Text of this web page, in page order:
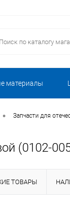
материалы
• Запчасти для
(0102-
ТОВАРЫ